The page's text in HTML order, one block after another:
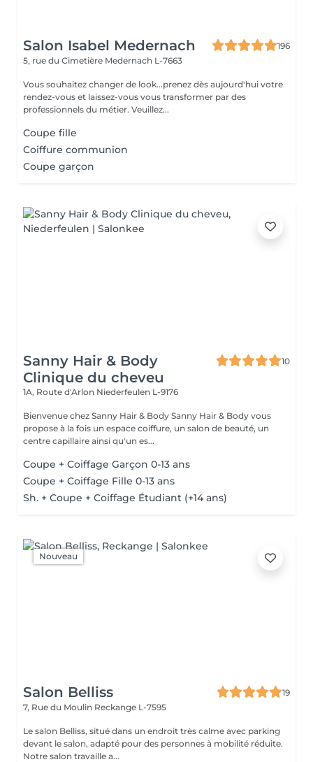
Salon Isabel Medernach
196
5, rue du Cimetière Medernach L-7663
Vous souhaitez changer de look...prenez dès aujourd'hui votre
rendez-vous et laissez-vous vous transformer par des
professionnels du métier. Veuillez...
Coupe fille
Coiffure communion
Coupe garçon
Sanny Hair & Body
Clinique du cheveu
10
1A, Route d'Arlon Niederfeulen L-9176
Bienvenue chez Sanny Hair & Body Sanny Hair & Body vous
propose à la fois un espace coiffure, un salon de beauté, un
centre capillaire ainsi qu'un es...
Coupe + Coiffage Garçon 0-13 ans
Coupe + Coiffage Fille 0-13 ans
Sh. + Coupe + Coiffage Étudiant (+14 ans)
Nouveau
Salon Belliss
19
7, Rue du Moulin Reckange L-7595
Le salon Belliss, situé dans un endroit très calme avec parking
devant le salon, adapté pour des personnes à mobilité réduite.
Notre salon travaille a...